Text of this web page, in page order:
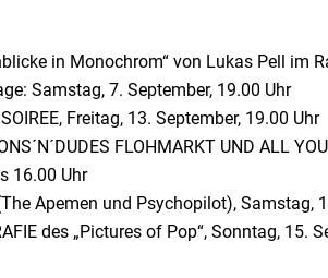
in Monochrom“ von Lukas Pell im
Samstag, 7. September, 19.00 Uhr
Freitag, 13. September, 19.00 Uhr
FLOHMARKT UND ALL
16.00 Uhr
Apemen und Psychopilot), Samstag,
des „Pictures of Pop“, Sonntag, 15.